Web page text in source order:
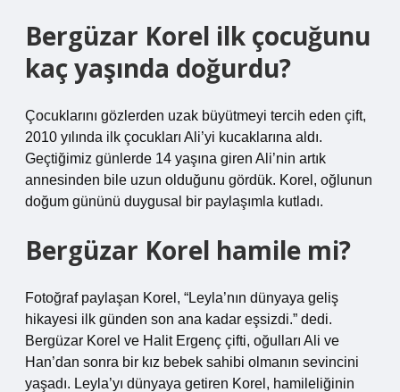
Bergüzar Korel ilk çocuğunu
kaç yaşında doğurdu?
Çocuklarını gözlerden uzak büyütmeyi tercih eden çift,
2010 yılında ilk çocukları Ali’yi kucaklarına aldı.
Geçtiğimiz günlerde 14 yaşına giren Ali’nin artık
annesinden bile uzun olduğunu gördük. Korel, oğlunun
doğum gününü duygusal bir paylaşımla kutladı.
Bergüzar Korel hamile mi?
Fotoğraf paylaşan Korel, “Leyla’nın dünyaya geliş
hikayesi ilk günden son ana kadar eşsizdi.” dedi.
Bergüzar Korel ve Halit Ergenç çifti, oğulları Ali ve
Han’dan sonra bir kız bebek sahibi olmanın sevincini
yaşadı. Leyla’yı dünyaya getiren Korel, hamileliğinin